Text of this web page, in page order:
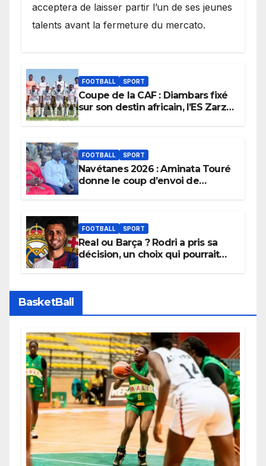
acceptera de laisser partir l’un de ses jeunes
talents avant la fermeture du mercato.
FOOTBALL SPORT
Coupe de la CAF : Diambars fixé
sur son destin africain, l’ES Zarzis
FOOTBALL SPORT
Navétanes 2026 : Aminata Touré
donne le coup d’envoi de
apaisées.
FOOTBALL SPORT
Real ou Barça ? Rodri a pris sa
décision, un choix qui pourrait
BasketBall